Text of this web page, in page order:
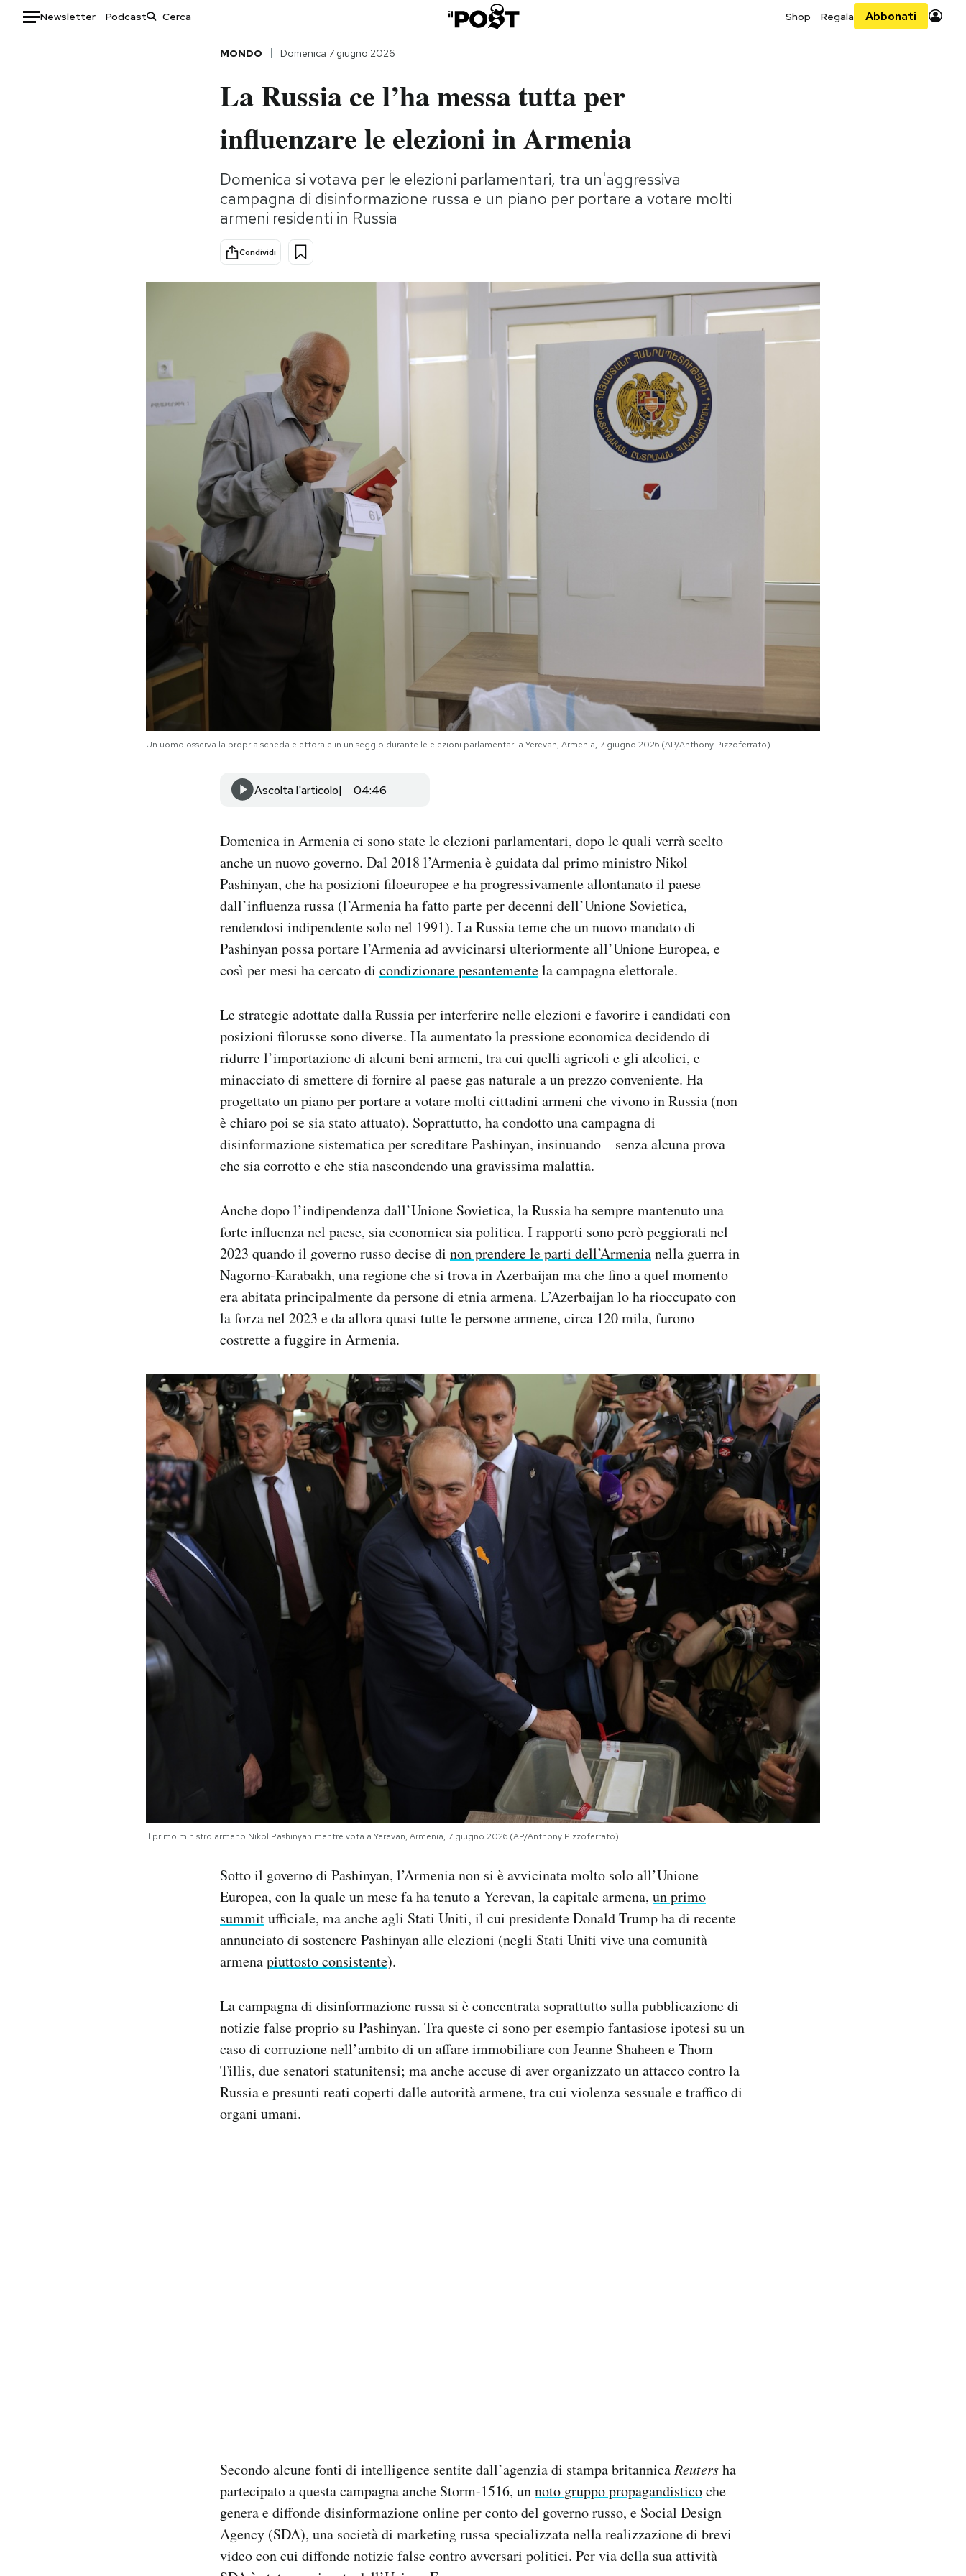
Newsletter Podcast Shop Regala Abbonati
Storie/Idee
Ok Boomer!
AREA PERSONALE
MONDO Domenica 7 giugno 2026
La Russia ce l’ha messa tutta per
influenzare le elezioni in Armenia
Domenica si votava per le elezioni parlamentari, tra un'aggressiva
campagna di disinformazione russa e un piano per portare a votare molti
armeni residenti in Russia
Condividi
Un uomo osserva la propria scheda elettorale in un seggio durante le elezioni parlamentari a Yerevan, Armenia, 7 giugno 2026 (AP/Anthony Pizzoferrato)
Ascolta l'articolo 04:46
Domenica in Armenia ci sono state le elezioni parlamentari, dopo le quali verrà scelto
anche un nuovo governo. Dal 2018 l’Armenia è guidata dal primo ministro Nikol
Pashinyan, che ha posizioni filoeuropee e ha progressivamente allontanato il paese
dall’influenza russa (l’Armenia ha fatto parte per decenni dell’Unione Sovietica,
rendendosi indipendente solo nel 1991). La Russia teme che un nuovo mandato di
Pashinyan possa portare l’Armenia ad avvicinarsi ulteriormente all’Unione Europea, e
così per mesi ha cercato di condizionare pesantementela campagna elettorale.
Le strategie adottate dalla Russia per interferire nelle elezioni e favorire i candidati con
posizioni filorusse sono diverse. Ha aumentato la pressione economica decidendo di
ridurre l’importazione di alcuni beni armeni, tra cui quelli agricoli e gli alcolici, e
minacciato di smettere di fornire al paese gas naturale a un prezzo conveniente. Ha
progettato un piano per portare a votare molti cittadini armeni che vivono in Russia (non
è chiaro poi se sia stato attuato). Soprattutto, ha condotto una campagna di
disinformazione sistematica per screditare Pashinyan, insinuando – senza alcuna prova –
che sia corrotto e che stia nascondendo una gravissima malattia.
Anche dopo l’indipendenza dall’Unione Sovietica, la Russia ha sempre mantenuto una
forte influenza nel paese, sia economica sia politica. I rapporti sono però peggiorati nel
2023 quando il governo russo decise di non prendere le parti dell’Armenianella guerra in
Nagorno-Karabakh, una regione che si trova in Azerbaijan ma che fino a quel momento
era abitata principalmente da persone di etnia armena. L’Azerbaijan lo ha rioccupato con
la forza nel 2023 e da allora quasi tutte le persone armene, circa 120 mila, furono
costrette a fuggire in Armenia.
Il primo ministro armeno Nikol Pashinyan mentre vota a Yerevan, Armenia, 7 giugno 2026 (AP/Anthony Pizzoferrato)
Sotto il governo di Pashinyan, l’Armenia non si è avvicinata molto solo all’Unione
Europea, con la quale un mese fa ha tenuto a Yerevan, la capitale armena, un primo
summitufficiale, ma anche agli Stati Uniti, il cui presidente Donald Trump ha di recente
annunciato di sostenere Pashinyan alle elezioni (negli Stati Uniti vive una comunità
armenapiuttosto consistente).
La campagna di disinformazione russa si è concentrata soprattutto sulla pubblicazione di
notizie false proprio su Pashinyan. Tra queste ci sono per esempio fantasiose ipotesi su un
caso di corruzione nell’ambito di un affare immobiliare con Jeanne Shaheen e Thom
Tillis, due senatori statunitensi; ma anche accuse di aver organizzato un attacco contro la
Russia e presunti reati coperti dalle autorità armene, tra cui violenza sessuale e traffico di
organi umani.
Secondo alcune fonti di intelligence sentite dall’agenzia di stampa britannicaReutersha
partecipato a questa campagna anche Storm-1516, unnoto gruppo propagandisticoche
genera e diffonde disinformazione online per conto del governo russo, e Social ​Design
Agency (SDA), una società di marketing russa specializzata nella realizzazione di brevi
video con cui diffonde notizie false contro avversari politici. Per via della sua attività